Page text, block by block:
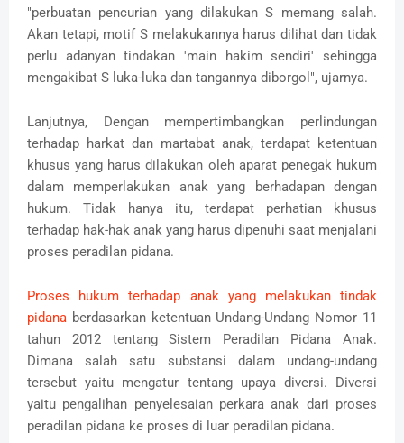
"perbuatan pencurian yang dilakukan S memang salah.
Akan tetapi, motif S melakukannya harus dilihat dan tidak
perlu adanyan tindakan 'main hakim sendiri' sehingga
mengakibat S luka-luka dan tangannya diborgol", ujarnya.
Lanjutnya, Dengan mempertimbangkan perlindungan
terhadap harkat dan martabat anak, terdapat ketentuan
khusus yang harus dilakukan oleh aparat penegak hukum
dalam memperlakukan anak yang berhadapan dengan
hukum. Tidak hanya itu, terdapat perhatian khusus
terhadap hak-hak anak yang harus dipenuhi saat menjalani
proses peradilan pidana.
Proses hukum terhadap anak yang melakukan tindak
pidana berdasarkan ketentuan Undang-Undang Nomor 11
tahun 2012 tentang Sistem Peradilan Pidana Anak.
Dimana salah satu substansi dalam undang-undang
tersebut yaitu mengatur tentang upaya diversi. Diversi
yaitu pengalihan penyelesaian perkara anak dari proses
peradilan pidana ke proses di luar peradilan pidana.